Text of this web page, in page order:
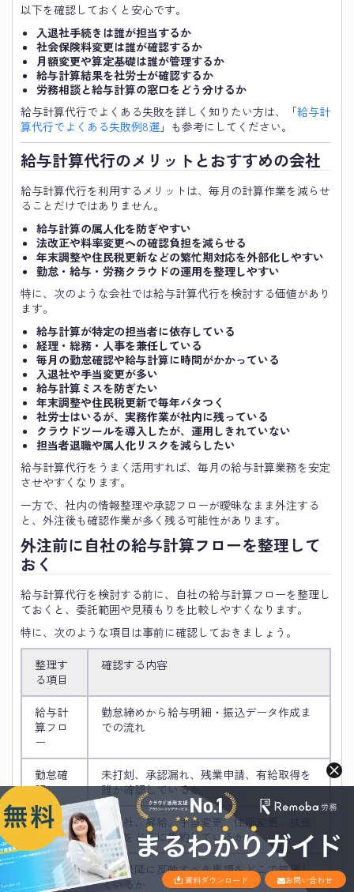
以下を確認しておくと安心です。
入退社手続きは誰が担当するか
社会保険料変更は誰が確認するか
月額変更や算定基礎は誰が管理するか
給与計算結果を社労士が確認するか
労務相談と給与計算の窓口をどう分けるか
給与計算代行でよくある失敗を詳しく知りたい方は、「給与計
算代行でよくある失敗例8選 」も参考にしてください。
給与計算代行のメリットとおすすめの会社
給与計算代行を利用するメリットは、毎月の計算作業を減らせ
ることだけではありません。
給与計算の属人化を防ぎやすい
法改正や料率変更への確認負担を減らせる
年末調整や住民税更新などの繁忙期対応を外部化しやすい
勤怠・給与・労務クラウドの運用を整理しやすい
特に、次のような会社では給与計算代行を検討する価値があり
ます。
給与計算が特定の担当者に依存している
経理・総務・人事を兼任している
毎月の勤怠確認や給与計算に時間がかかっている
入退社や手当変更が多い
給与計算ミスを防ぎたい
年末調整や住民税更新で毎年バタつく
社労士はいるが、実務作業が社内に残っている
クラウドツールを導入したが、運用しきれていない
担当者退職や属人化リスクを減らしたい
給与計算代行をうまく活用すれば、毎月の給与計算業務を安定
させやすくなります。
一方で、社内の情報整理や承認フローが曖昧なまま外注する
と、外注後も確認作業が多く残る可能性があります。
外注前に自社の給与計算フローを整理して
おく
給与計算代行を検討する前に、自社の給与計算フローを整理し
ておくと、委託範囲や見積もりを比較しやすくなります。
特に、次のような項目は事前に確認しておきましょう。
整理す
る項目
確認する内容
給与計
算フロ
ー
勤怠締めから給与明細・振込データ作成ま
での流れ
勤怠確
認
未打刻、承認漏れ、残業申請、有給取得を
誰が確認しているか
変動情
入退社、昇給、手当変更、住所変更、扶養
変更をどこに集約しているか
申し送
り事項
翌月以降に反映すべき事項をどこで管理し
ているか
資料ダウンロード お問い合わせ